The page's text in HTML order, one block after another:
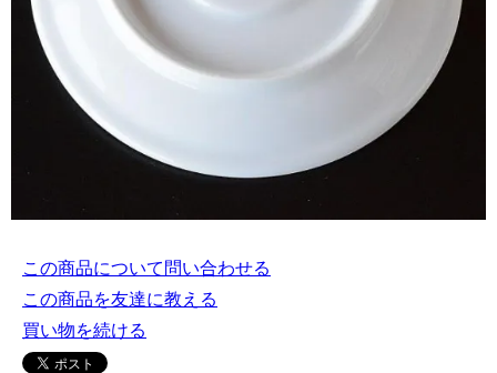
この商品について問い合わせる
この商品を友達に教える
買い物を続ける